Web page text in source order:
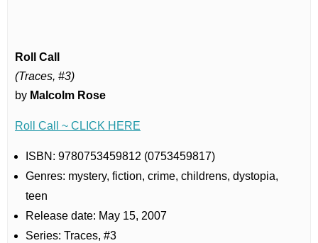
Roll Call
(Traces, #3)
by Malcolm Rose
Roll Call ~ CLICK HERE
ISBN: 9780753459812 (0753459817)
Genres: mystery, fiction, crime, childrens, dystopia,
teen
Release date: May 15, 2007
Series: Traces, #3